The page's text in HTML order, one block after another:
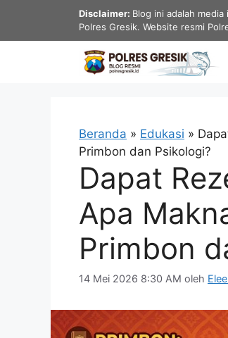
isi
Disclaimer: Blog ini adalah
Polres Gresik. Website resmi
Beranda » Edukasi »
Primbon dan Psikologi?
Dapat
Apa
Primbon
14 Mei 2026 8:30 AM oleh